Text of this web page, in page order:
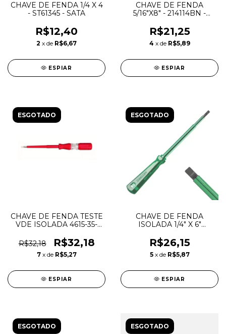
CHAVE DE FENDA 1/4 X 4
- ST61345 - SATA
R$12,40
2 x de R$6,67
ESPIAR
CHAVE DE FENDA
5/16"X8" - 214114BN -
R$21,25
4 x de R$5,89
ESPIAR
ESGOTADO
CHAVE DE FENDA TESTE
VDE ISOLADA 4615-35-
R$32,18
R$32,18
7 x de R$5,27
ESPIAR
ESGOTADO
CHAVE DE FENDA
ISOLADA 1/4" X 6"
BELZER
R$26,15
5 x de R$5,87
ESPIAR
ESGOTADO ESGOTADO